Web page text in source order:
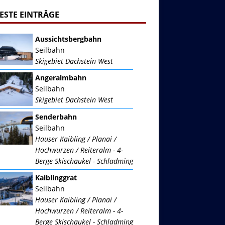
EINTRÄGE
Aussichtsbergbahn
Seilbahn
Skigebiet Dachstein West
Angeralmbahn
Seilbahn
Skigebiet Dachstein West
Senderbahn
Seilbahn
Hauser Kaibling / Planai /
Hochwurzen / Reiteralm - 4-
Berge Skischaukel - Schladming
Kaiblinggrat
Seilbahn
Hauser Kaibling / Planai /
Hochwurzen / Reiteralm - 4-
Berge Skischaukel - Schladming